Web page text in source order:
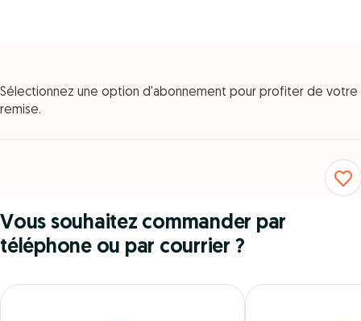
Sélectionnez une option d'abonnement pour profiter de votre
remise.
Vous souhaitez commander par
téléphone ou par courrier ?